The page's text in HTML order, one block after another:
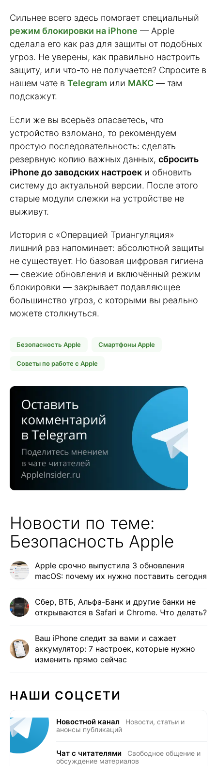
Сильнее всего здесь помогает специальный
режим блокировки на iPhone — Apple
сделала его как раз для защиты от подобных
угроз. Не уверены, как правильно настроить
защиту, или что-то не получается? Спросите в
нашем чате в Telegram или МАКС — там
подскажут.
Если же вы всерьёз опасаетесь, что
устройство взломано, то рекомендуем
простую последовательность: сделать
резервную копию важных данных, сбросить
iPhone до заводских настроек и обновить
систему до актуальной версии. После этого
старые модули слежки на устройстве не
выживут.
История с «Операцией Триангуляция»
лишний раз напоминает: абсолютной защиты
не существует. Но базовая цифровая гигиена
— свежие обновления и включённый режим
блокировки — закрывает подавляющее
большинство угроз, с которыми вы реально
можете столкнуться.
Безопасность Apple Смартфоны Apple
Советы по работе с Apple
Новости по теме:
Безопасность Apple
Apple срочно выпустила 3 обновления
macOS: почему их нужно поставить сегодня
Сбер, ВТБ, Альфа-Банк и другие банки не
открываются в Safari и Сhrome. Что делать?
Ваш iPhone следит за вами и сажает
аккумулятор: 7 настроек, которые нужно
изменить прямо сейчас
НАШИ СОЦСЕТИ
Новостной канал
Новости, статьи и
анонсы публикаций
Чат с читателями
Свободное общение и
обсуждение материалов